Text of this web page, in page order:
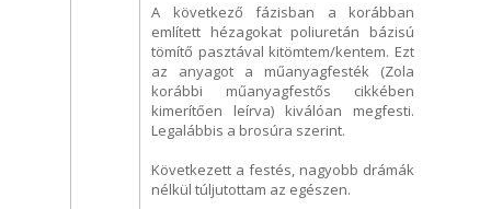
A következő fázisban a korábban
említett hézagokat poliuretán bázisú
tömítő pasztával kitömtem/kentem. Ezt
az anyagot a műanyagfesték (Zola
korábbi műanyagfestős cikkében
kimerítően leírva) kiválóan megfesti.
Legalábbis a brosúra szerint.
Következett a festés, nagyobb drámák
nélkül túljutottam az egészen.